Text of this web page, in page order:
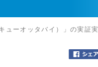
ーオッタバイ）」の実証